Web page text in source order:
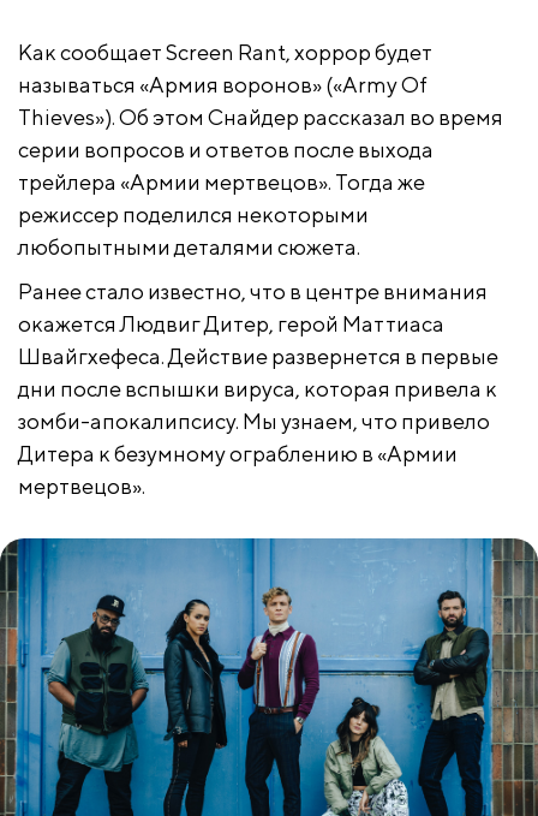
Как сообщает Screen Rant, хоррор будет
называться «Армия воронов» («Army Of
Thieves»). Об этом Снайдер рассказал во время
серии вопросов и ответов после выхода
трейлера «Армии мертвецов». Тогда же
режиссер поделился некоторыми
любопытными деталями сюжета.
Ранее стало известно, что в центре внимания
окажется Людвиг Дитер, герой Маттиаса
Швайгхефеса. Действие развернется в первые
дни после вспышки вируса, которая привела к
зомби-апокалипсису. Мы узнаем, что привело
Дитера к безумному ограблению в «Армии
мертвецов».